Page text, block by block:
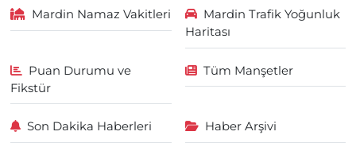
Mardin Namaz Vakitleri
Mardin Trafik Yoğunluk
Haritası
Puan Durumu ve
Fikstür
Tüm Manşetler
Son Dakika Haberleri Haber Arşivi